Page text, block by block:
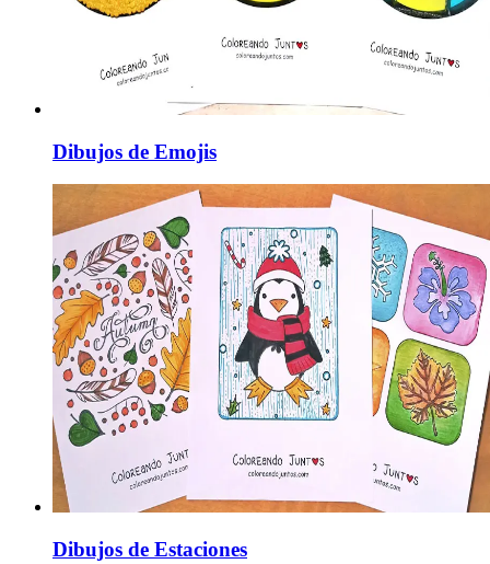
Dibujos de Emojis
Dibujos de Estaciones